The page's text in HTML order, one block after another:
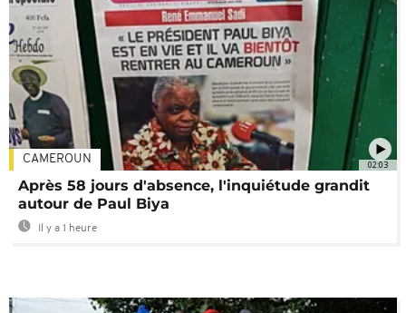
02:03
CAMEROUN
Après 58 jours d'absence, l'inquiétude grandit
autour de Paul Biya
Il y a 1 heure